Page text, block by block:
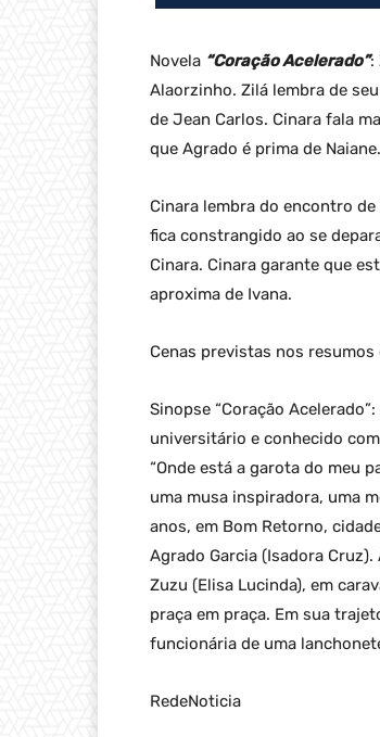
Novela “Coração Acelerado”:
Alaorzinho. Zilá lembra de
de Jean Carlos. Cinara fala
que Agrado é prima de Naiane.
Cinara lembra do encontro
fica constrangido ao se
Cinara. Cinara garante que
aproxima de Ivana.
Cenas previstas nos
Sinopse “Coração
universitário e conhecido
“Onde está a garota do meu
uma musa inspiradora, uma
anos, em Bom Retorno,
Agrado Garcia (Isadora
Zuzu (Elisa Lucinda), em
praça em praça. Em sua
funcionária de uma
RedeNoticia